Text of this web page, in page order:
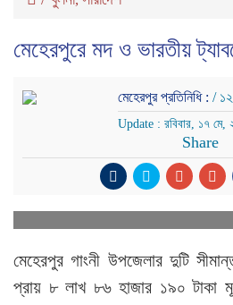
মেহেরপুরে মদ ও ভারতীয়
মেহেরপুর প্রতিনিধি : /
Update : রবিবার, ১৭ মে,
Share
মেহেরপুর গাংনী উপজেলার দুটি
প্রায় ৮ লাখ ৮৬ হাজার ১৯০ টাকা